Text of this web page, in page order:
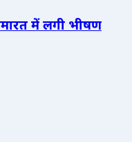
में लगी भीषण